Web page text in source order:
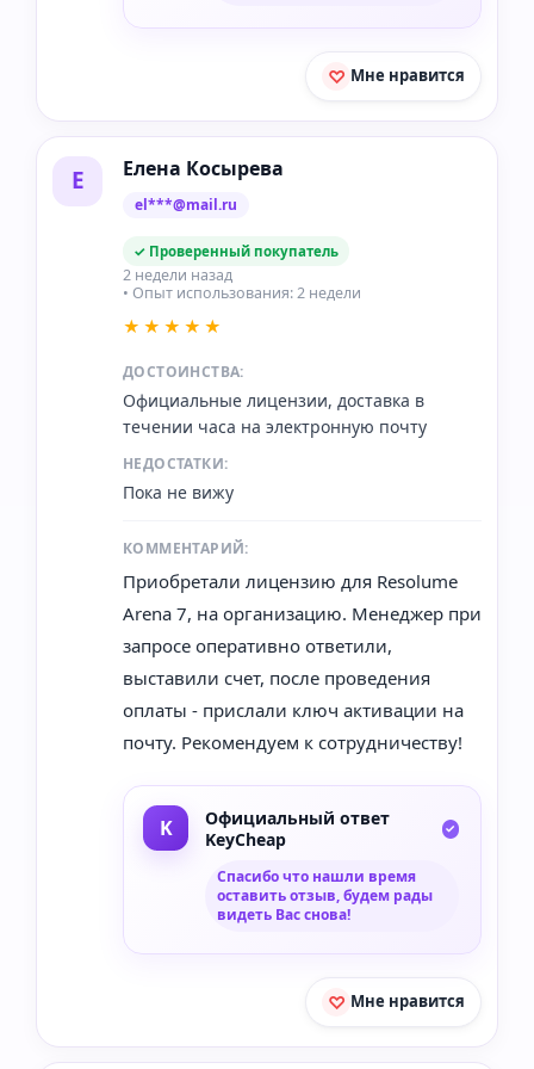
Мне нравится
Е Елена Косырева
el***@mail.ru
✓ Проверенный покупатель
2 недели назад
• Опыт использования: 2 недели
★★★★★
ДОСТОИНСТВА:
Официальные лицензии, доставка в
течении часа на электронную почту
НЕДОСТАТКИ:
Пока не вижу
КОММЕНТАРИЙ:
Приобретали лицензию для Resolume
Arena 7, на организацию. Менеджер при
запросе оперативно ответили,
выставили счет, после проведения
оплаты - прислали ключ активации на
почту. Рекомендуем к сотрудничеству!
Официальный ответ
KeyCheap
Спасибо что нашли время
оставить отзыв, будем рады
видеть Вас снова!
Мне нравится